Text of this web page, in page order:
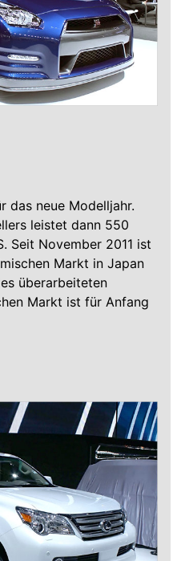
das neue Modelljahr.
leistet dann 550
Seit November 2011 ist
Markt in Japan
überarbeiteten
Markt ist für Anfang